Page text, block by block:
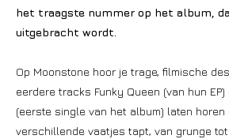
het traagste nummer op het album,
uitgebracht wordt.
Op Moonstone hoor je trage, filmische
eerdere tracks Funky Queen (van hun EP)
(eerste single van het album) laten
verschillende vaatjes tapt, van grunge